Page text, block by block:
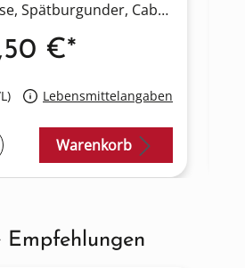
, Spätburgunder, Cabernet Sauvignon
Lebensmittelangaben
€*
Warenkorb
Empfehlungen